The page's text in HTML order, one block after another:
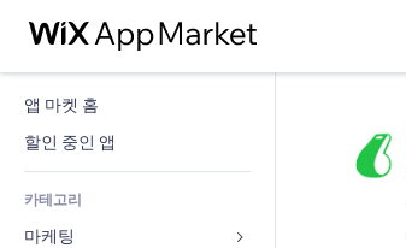
앱 마켓 홈
할인 중인 앱
카테고리
마케팅